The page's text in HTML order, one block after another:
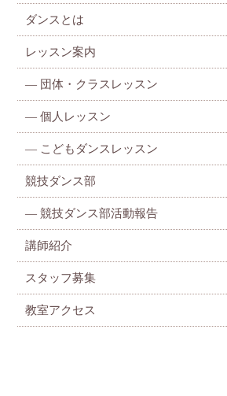
ダンスとは
レッスン案内
— 団体・クラスレッスン
—個人レッスン
— こどもダンスレッスン
競技ダンス部
— 競技ダンス部活動報告
講師紹介
スタッフ募集
教室アクセス